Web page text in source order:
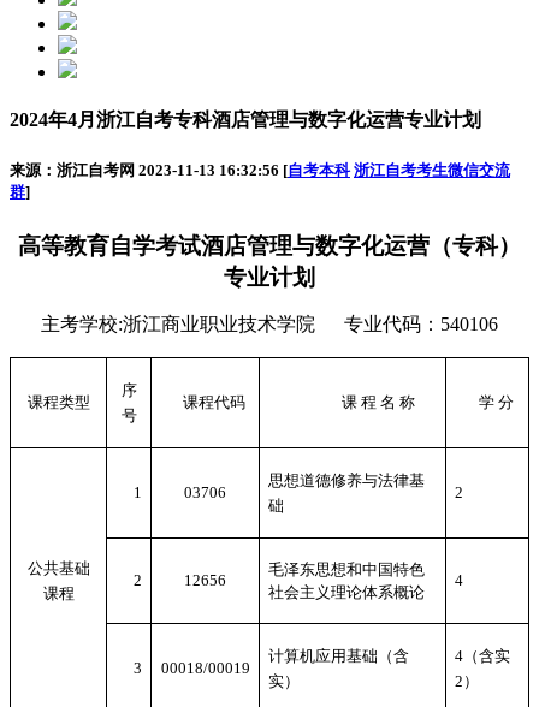
2024年4月浙江自考专科酒店管理与数字化运营专业计划
来源：浙江自考网 2023-11-13 16:32:56 [自考本科 浙江自考考生微信交流
群]
高等教育自学考试酒店管理与数字化运营（专科）
专业计划
主考学校:浙江商业职业技术学院 专业代码： 540106
课程类型
序
号
课程代码 课 程 名 称 学 分
公共基础
课程
1 03706
思想道德修养与法律基
础
2
2 12656
毛泽东思想和中国特色
社会主义理论体系概论
4
3 00018/00019
计算机应用基础（含
实）
4 （含实
2 ）